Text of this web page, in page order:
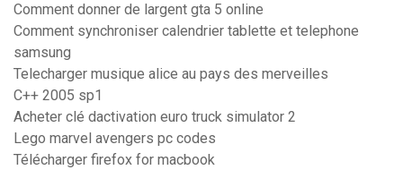
Comment donner de largent gta 5 online
Comment synchroniser calendrier tablette et telephone
samsung
Telecharger musique alice au pays des merveilles
C++ 2005 sp1
Acheter clé dactivation euro truck simulator 2
Lego marvel avengers pc codes
Télécharger firefox for macbook